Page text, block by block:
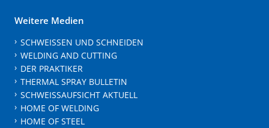
Weitere Medien
SCHWEISSEN UND SCHNEIDEN
WELDING AND CUTTING
DER PRAKTIKER
THERMAL SPRAY BULLETIN
SCHWEISSAUFSICHT AKTUELL
HOME OF WELDING
HOME OF STEEL